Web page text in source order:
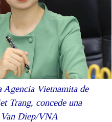
Agencia Vietnamita de
Trang, concede una
Diep/VNA